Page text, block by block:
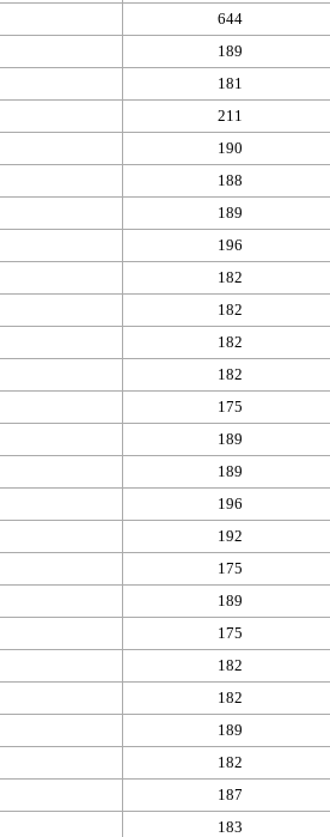
644
189
181
211
190
188
189
196
182
182
182
182
175
189
189
196
192
175
189
175
182
182
189
182
187
183